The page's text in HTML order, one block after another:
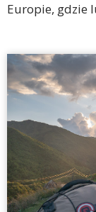
Europie, gdzie